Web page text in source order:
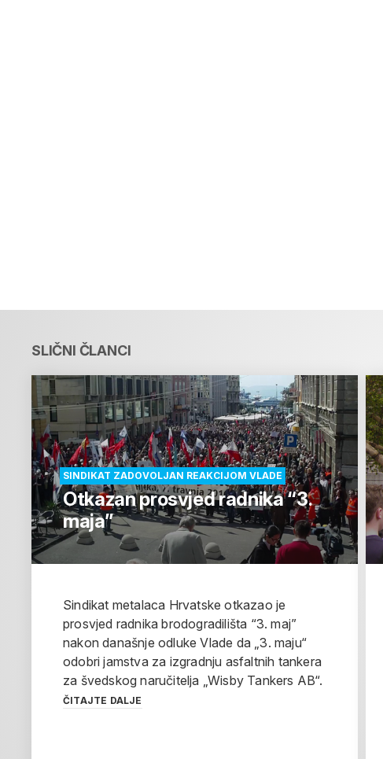
SLIČNI ČLANCI
SINDIKAT ZADOVOLJAN REAKCIJOM VLADE
Otkazan prosvjed radnika “3.
maja”
Sindikat metalaca Hrvatske otkazao je
prosvjed radnika brodogradilišta “3. maj”
nakon današnje odluke Vlade da „3. maju“
odobri jamstva za izgradnju asfaltnih tankera
za švedskog naručitelja „Wisby Tankers AB“.
ČITAJTE DALJE